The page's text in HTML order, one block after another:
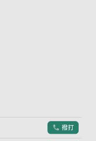
電話符號
撥打